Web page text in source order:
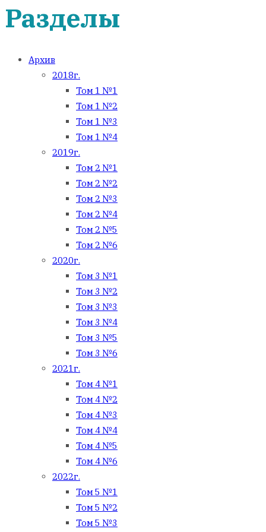
Разделы
Архив
2018г.
Том 1 №1
Том 1 №2
Том 1 №3
Том 1 №4
2019г.
Том 2 №1
Том 2 №2
Том 2 №3
Том 2 №4
Том 2 №5
Том 2 №6
2020г.
Том 3 №1
Том 3 №2
Том 3 №3
Том 3 №4
Том 3 №5
Том 3 №6
2021г.
Том 4 №1
Том 4 №2
Том 4 №3
Том 4 №4
Том 4 №5
Том 4 №6
2022г.
Том 5 №1
Том 5 №2
Том 5 №3